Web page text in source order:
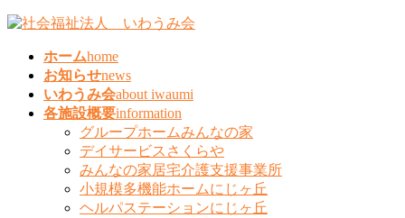
コ
ナ
ホームhome
お知らせnews
いわうみ会about iwaumi
各施設概要information
グループホームみんなの家
デイサービスさくらや
みんなの家居宅介護支援事業所
小規模多機能ホームにじヶ丘
ヘルパステーションにじヶ丘